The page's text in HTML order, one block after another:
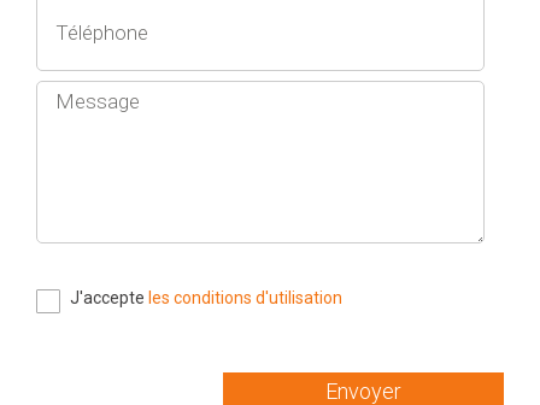
J'accepte les conditions d'utilisation
Envoyer